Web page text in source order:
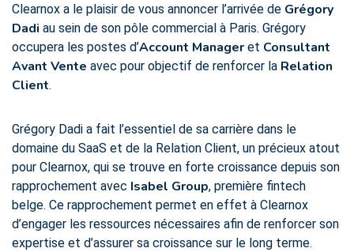
Clearnox a le plaisir de vous annoncer l’arrivée de Grégory
Dadi au sein de son pôle commercial à Paris. Grégory
occupera les postes d’Account Manager et Consultant
Avant Vente avec pour objectif de renforcer la Relation
Client.
Grégory Dadi a fait l’essentiel de sa carrière dans le
domaine du SaaS et de la Relation Client, un précieux atout
pour Clearnox, qui se trouve en forte croissance depuis son
rapprochement avec Isabel Group, première fintech
belge. Ce rapprochement permet en effet à Clearnox
d’engager les ressources nécessaires afin de renforcer son
expertise et d’assurer sa croissance sur le long terme.